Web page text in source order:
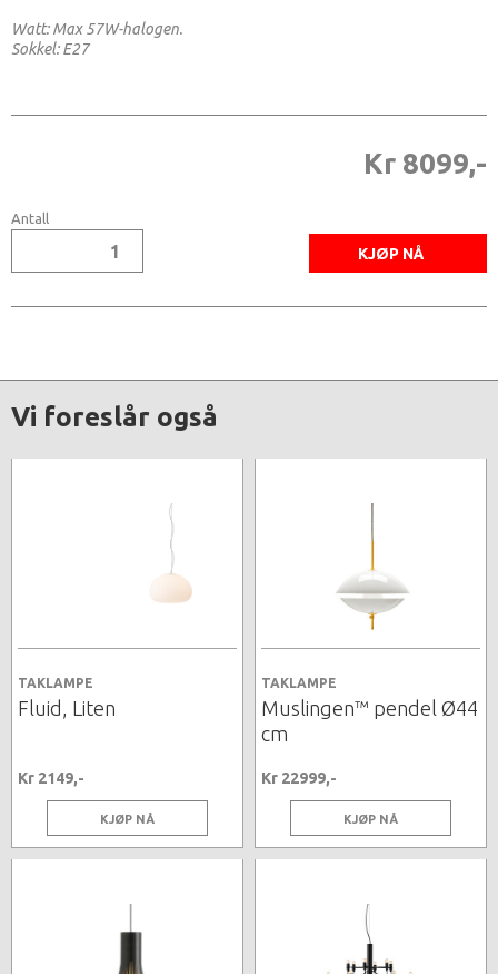
Watt: Max 57W-halogen.
Sokkel: E27
Kr 8099,-
Antall
Vi foreslår også
TAKLAMPE
Fluid, Liten
Kr 2149,-
KJØP NÅ
TAKLAMPE
Muslingen™ pendel Ø44
cm
Kr 22999,-
KJØP NÅ